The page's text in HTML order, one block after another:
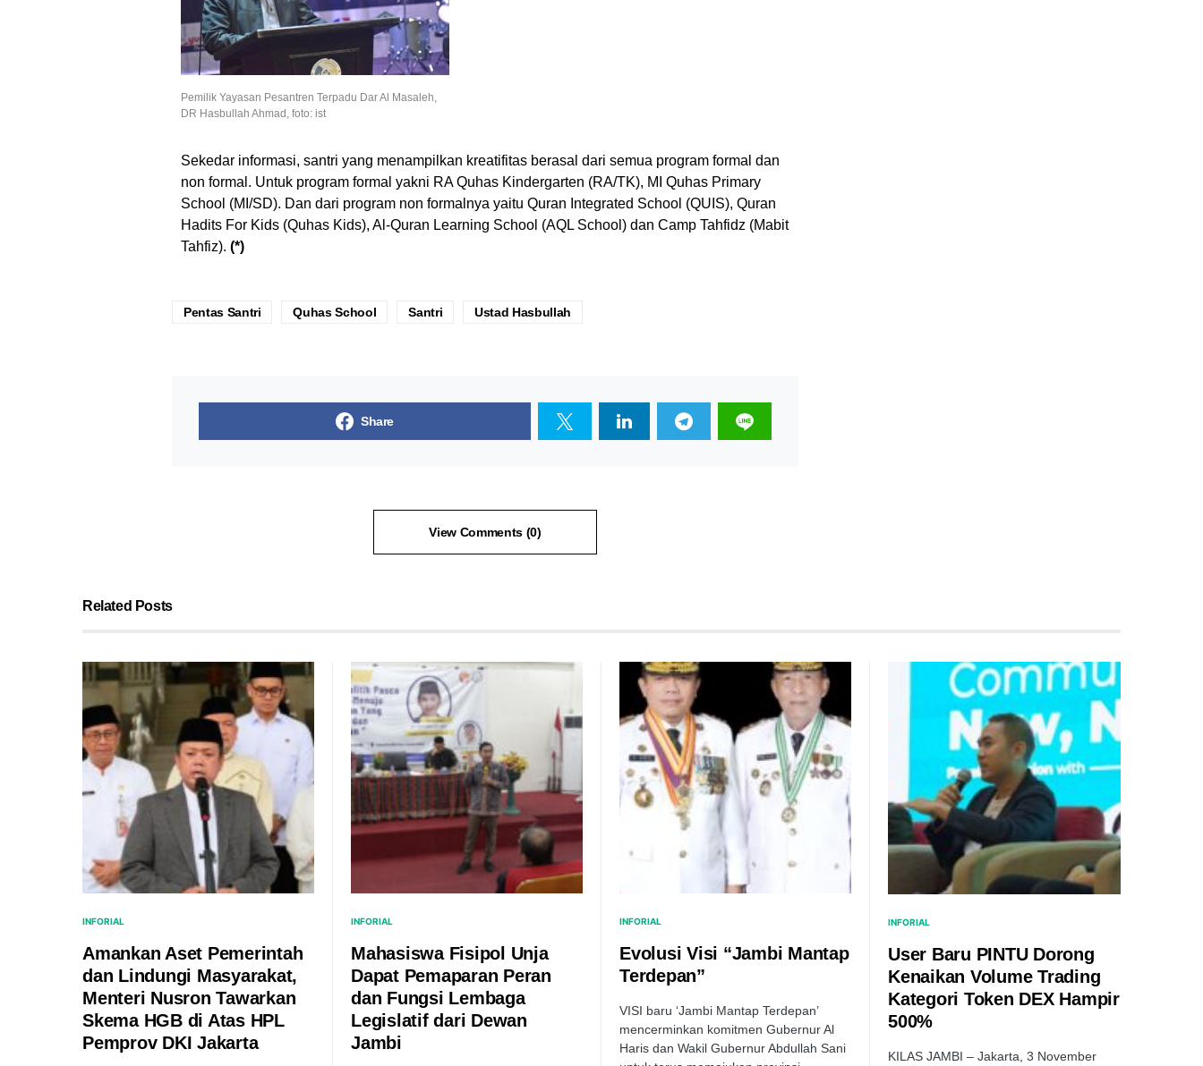
Pemilik Yayasan Pesantren Terpadu Dar Al Masaleh,
DR Hasbullah Ahmad, foto: ist
Sekedar informasi, santri yang menampilkan kreatifitas berasal dari semua program formal dan
non formal. Untuk program formal yakni RA Quhas Kindergarten (RA/TK), MI Quhas Primary
School (MI/SD). Dan dari program non formalnya yaitu Quran Integrated School (QUIS), Quran
Hadits For Kids (Quhas Kids), Al-Quran Learning School (AQL School) dan Camp Tahfidz (Mabit
Tahfiz). (*)
Pentas Santri Quhas School Santri Ustad Hasbullah
Share
View Comments (0)
Related Posts
INFORIAL
Amankan Aset Pemerintah
dan Lindungi Masyarakat,
Menteri Nusron Tawarkan
Skema HGB di Atas HPL
Pemprov DKI Jakarta
INFORIAL
Mahasiswa Fisipol Unja
Dapat Pemaparan Peran
dan Fungsi Lembaga
Legislatif dari Dewan
Jambi
INFORIAL
Evolusi Visi “Jambi Mantap
Terdepan”
VISI baru ‘Jambi Mantap Terdepan’
mencerminkan komitmen Gubernur Al
Haris dan Wakil Gubernur Abdullah Sani
INFORIAL
User Baru PINTU Dorong
Kenaikan Volume Trading
Kategori Token DEX Hampir
500%
KILAS JAMBI – Jakarta, 3 November